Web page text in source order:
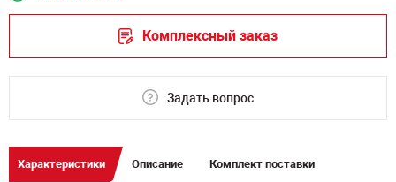
Комплексный заказ
Задать вопрос
Характеристики Описание Комплект поставки